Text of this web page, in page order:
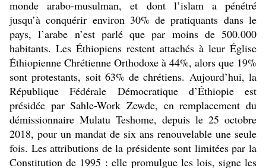
monde arabo-musulman, et dont l’islam a pénétré
jusqu’à conquérir environ 30% de pratiquants dans le
pays, l’arabe n’est parlé que par moins de 500.000
habitants. Les Éthiopiens restent attachés à leur Église
Éthiopienne Chrétienne Orthodoxe à 44%, alors que 19%
sont protestants, soit 63% de chrétiens. Aujourd’hui, la
République Fédérale Démocratique d’Éthiopie est
présidée par Sahle-Work Zewde, en remplacement du
démissionnaire Mulatu Teshome, depuis le 25 octobre
2018, pour un mandat de six ans renouvelable une seule
fois. Les attributions de la présidente sont limitées par la
Constitution de 1995 : elle promulgue les lois, signe les